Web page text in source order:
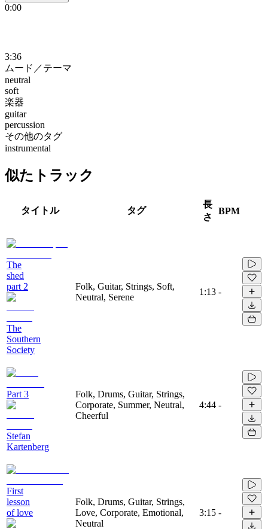
0:00
3:36
ムード／テーマ
neutral
soft
楽器
guitar
percussion
その他のタグ
instrumental
似たトラック
タイトル タグ
長
さ
BPM
The
shed
part 2
The
Southern
Society
Folk, Guitar, Strings, Soft,
Neutral, Serene
1:13 -
Part 3
Stefan
Kartenberg
Folk, Drums, Guitar, Strings,
Corporate, Summer, Neutral,
Cheerful
4:44 -
First
lesson
of love
Folk, Drums, Guitar, Strings,
Love, Corporate, Emotional,
Neutral
3:15 -